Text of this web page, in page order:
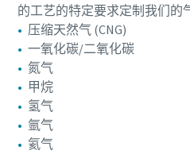
的工艺的特定要求定制我们的
压缩天然气 (CNG)
一氧化碳/二氧化碳
氮气
甲烷
氢气
氩气
氦气